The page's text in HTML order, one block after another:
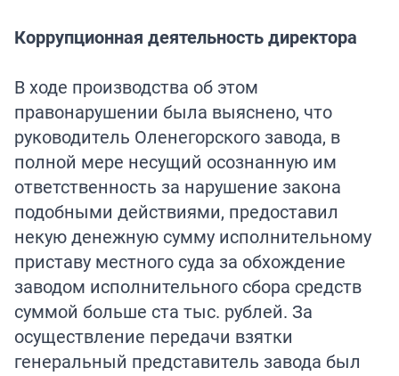
Коррупционная деятельность директора
В ходе производства об этом
правонарушении была выяснено, что
руководитель Оленегорского завода, в
полной мере несущий осознанную им
ответственность за нарушение закона
подобными действиями, предоставил
некую денежную сумму исполнительному
приставу местного суда за обхождение
заводом исполнительного сбора средств
суммой больше ста тыс. рублей. За
осуществление передачи взятки
генеральный представитель завода был